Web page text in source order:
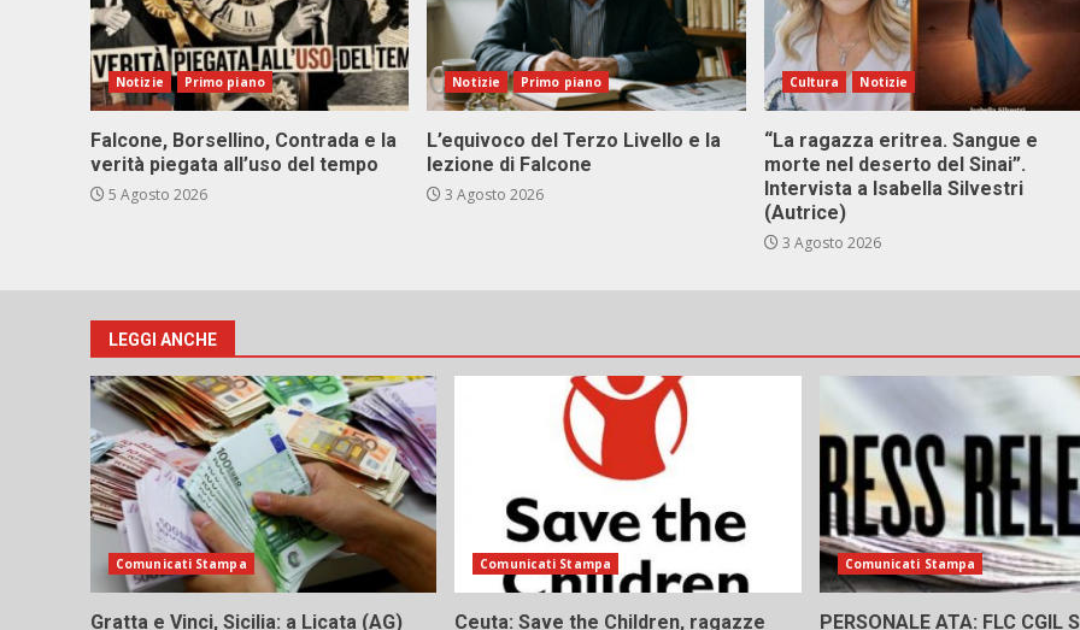
Notizie Primo piano
Falcone, Borsellino, Contrada e la
verità piegata all’uso del tempo
5 Agosto 2026
Notizie Primo piano
L’equivoco del Terzo Livello e la
lezione di Falcone
3 Agosto 2026
Cultura Notizie
“La ragazza eritrea. Sangue e
morte nel deserto del Sinai”.
Intervista a Isabella Silvestri
(Autrice)
3 Agosto 2026
LEGGI ANCHE
Comunicati Stampa
Gratta e Vinci, Sicilia: a Licata (AG)
Comunicati Stampa
Ceuta: Save the Children, ragazze
Comunicati Stampa
PERSONALE ATA: FLC CGIL